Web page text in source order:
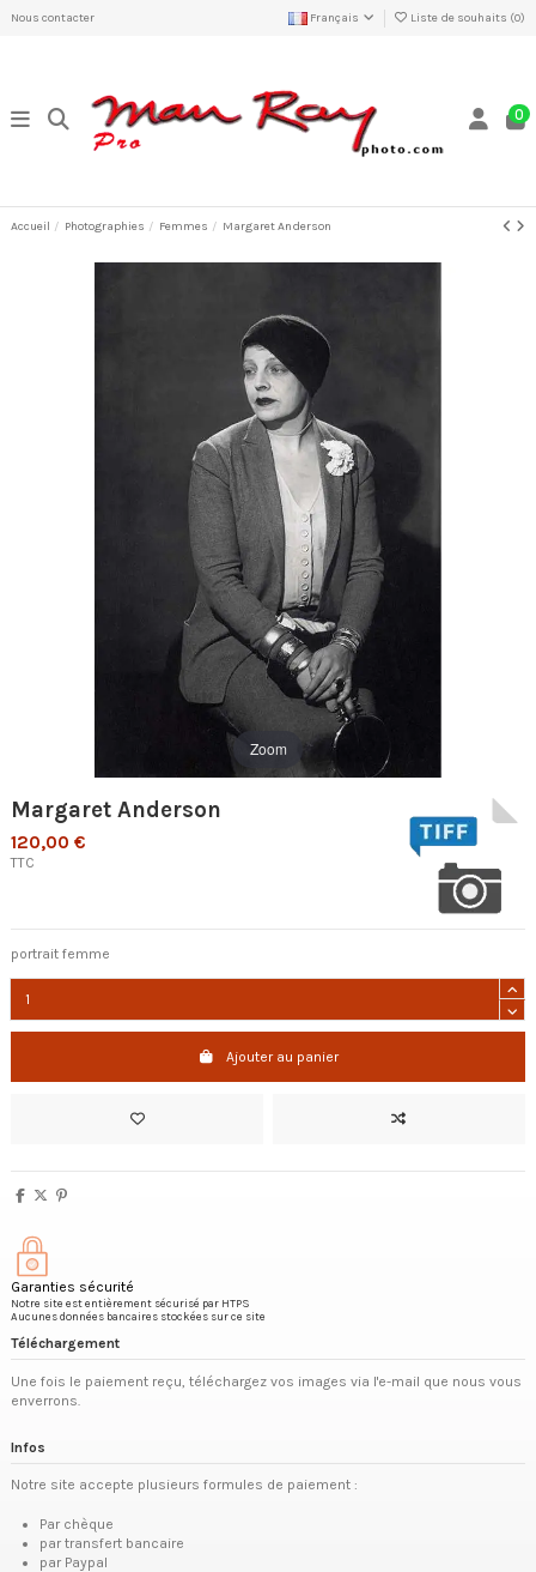
Nous contacter Français Liste de souhaits (0)
0
Accueil Photographies Femmes Margaret Anderson
Zoom
Margaret Anderson
120,00 €
TTC
portrait femme
Ajouter au panier
Garanties sécurité
Notre site est entièrement sécurisé par HTPS
Aucunes données bancaires stockées sur ce site
Téléchargement
Une fois le paiement reçu, téléchargez vos images via l'e-mail que nous vous
enverrons.
Infos
Notre site accepte plusieurs formules de paiement :
Par chèque
par transfert bancaire
par Paypal